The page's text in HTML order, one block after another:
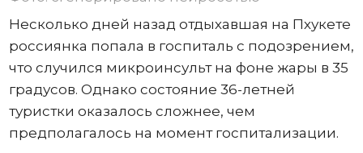
Несколько дней назад отдыхавшая на Пхукете
россиянка попала в госпиталь с подозрением,
что случился микроинсульт на фоне жары в 35
градусов. Однако состояние 36-летней
туристки оказалось сложнее, чем
предполагалось на момент госпитализации.